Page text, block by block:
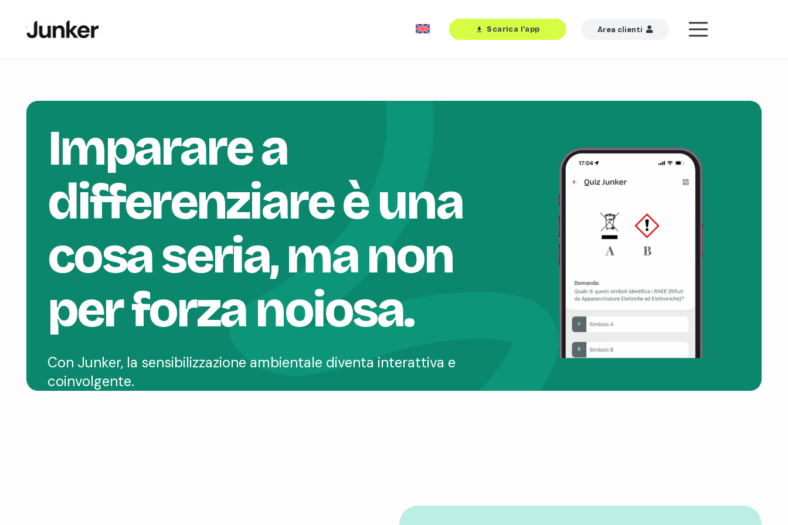
download Scarica l’app Area clienti
Imparare a
differenziare è una
cosa seria, ma non
per forza noiosa.
Con Junker, la sensibilizzazione ambientale diventa interattiva e
coinvolgente.